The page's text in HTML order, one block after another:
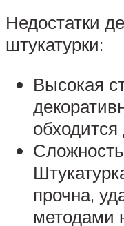
Недостатки
штукатурки:
Высокая
обходится
прочна,
методами